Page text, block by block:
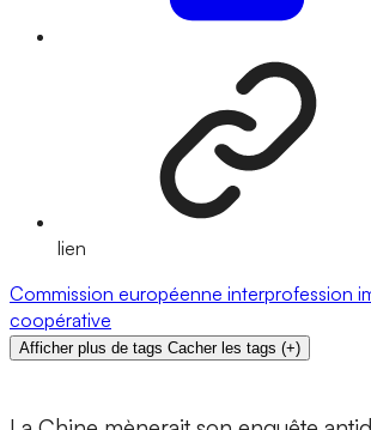
lien
Commission européenne interprofession
coopérative
Afficher plus de tags Cacher les tags (+)